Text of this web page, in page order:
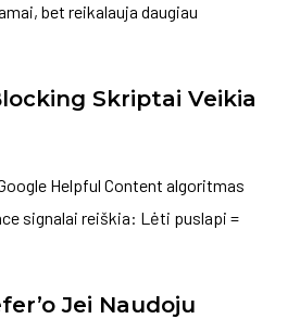
bet reikalauja daugiau
Skriptai Veikia
Helpful Content algoritmas
signalai reiškia: Lėti puslapi =
Jei Naudoju